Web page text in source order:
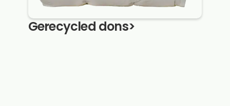
Gerecycled dons>